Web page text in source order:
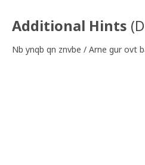
Additional Hints (
Nb ynqb qn znvbe / Arne gur ovt